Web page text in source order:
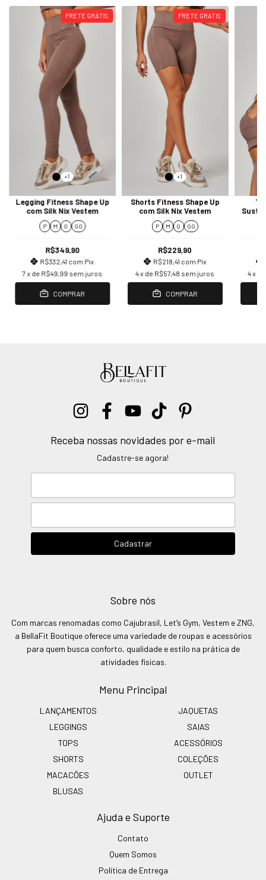
FRETE GRÁTIS
+1
Legging Fitness Shape Up
com Silk Nix Vestem
P M G GG
R$349,90
R$332,41 com Pix
7x de R$49,99 sem juros
COMPRAR
FRETE GRÁTIS
+1
Shorts Fitness Shape Up
com Silk Nix Vestem
P M G GG
R$229,90
R$218,41 com Pix
4 x de R$57,48 sem juros
COMPRAR
4x
Receba nossas novidades por e-mail
Cadastre-se agora!
Sobre nós
Com marcas renomadas como Cajubrasil, Let’s Gym, Vestem e ZNG,
a BellaFit Boutique oferece uma variedade de roupas e acessórios
para quem busca conforto, qualidade e estilo na prática de
atividades físicas.
Menu Principal
LANÇAMENTOS
LEGGINGS
TOPS
SHORTS
MACACÕES
BLUSAS
JAQUETAS
SAIAS
ACESSÓRIOS
COLEÇÕES
OUTLET
Ajuda e Suporte
Contato
Quem Somos
Política de Entrega